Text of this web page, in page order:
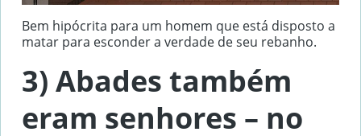
Bem hipócrita para um homem que está disposto a
matar para esconder a verdade de seu rebanho.
3) Abades também
eram senhores – no